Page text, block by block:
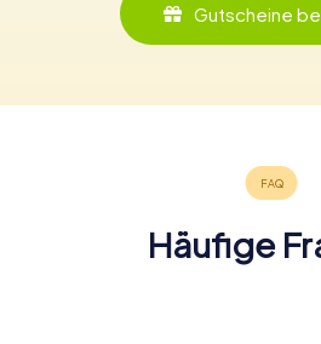
Gutscheine
Häufige